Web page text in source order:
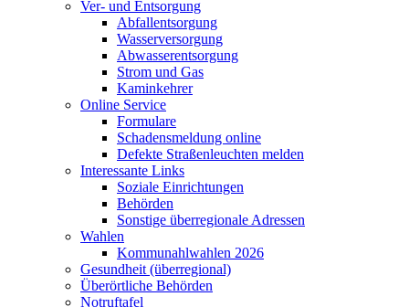
Ver- und Entsorgung
Abfallentsorgung
Wasserversorgung
Abwasserentsorgung
Strom und Gas
Kaminkehrer
Online Service
Formulare
Schadensmeldung online
Defekte Straßenleuchten melden
Interessante Links
Soziale Einrichtungen
Behörden
Sonstige überregionale Adressen
Wahlen
Kommunahlwahlen 2026
Gesundheit (überregional)
Überörtliche Behörden
Notruftafel